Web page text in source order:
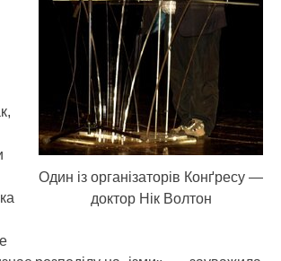
Один із організаторів Конґресу —
доктор Нік Волтон